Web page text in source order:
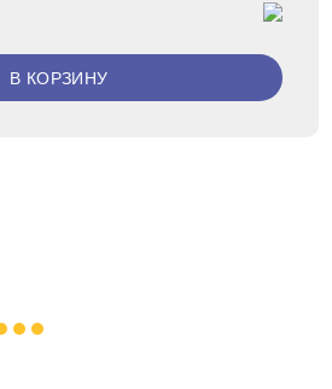
В КОРЗИНУ